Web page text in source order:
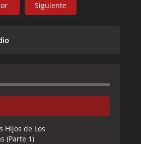
Siguiente
Hijos de Los
(Parte 1)